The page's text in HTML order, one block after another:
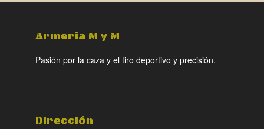
Armeria M y M
Pasión por la caza y el tiro deportivo y precisión.
Dirección